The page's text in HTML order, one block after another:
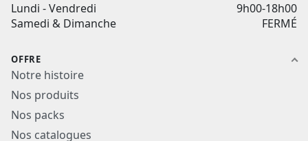
Lundi - Vendredi
9h00-18h00
Samedi & Dimanche
FERMÉ
OFFRE
Notre histoire
Nos produits
Nos packs
Nos catalogues